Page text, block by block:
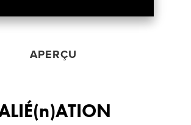
APERÇU